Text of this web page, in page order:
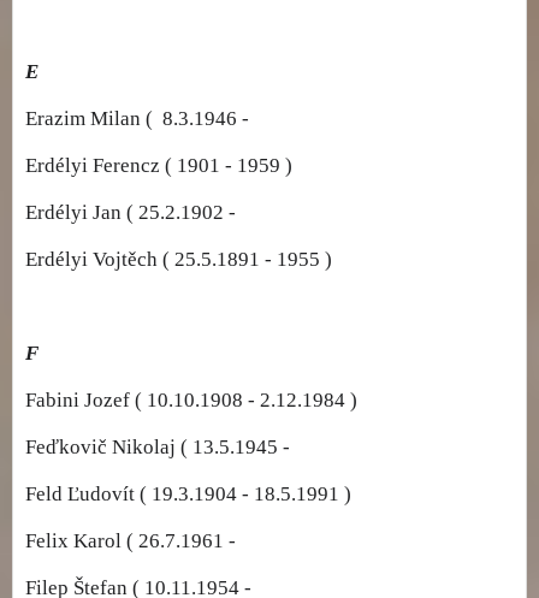
E
Erazim Milan ( 8.3.1946 -
Erdélyi Ferencz ( 1901 - 1959 )
Erdélyi Jan ( 25.2.1902 -
Erdélyi Vojtěch ( 25.5.1891 - 1955 )
F
Fabini Jozef ( 10.10.1908 - 2.12.1984 )
Feďkovič Nikolaj ( 13.5.1945 -
Feld Ľudovít ( 19.3.1904 - 18.5.1991 )
Felix Karol ( 26.7.1961 -
Filep Štefan ( 10.11.1954 -